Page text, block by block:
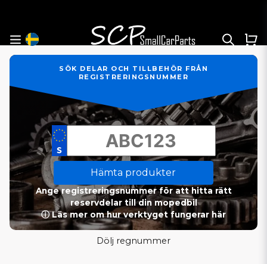
SÖK DELAR OCH TILLBEHÖR FRÅN
REGISTRERINGSNUMMER
Hämta produkter
Ange registreringsnummer för att hitta rätt
reservdelar till din mopedbil
ⓘ Läs mer om hur verktyget fungerar här
Dölj regnummer